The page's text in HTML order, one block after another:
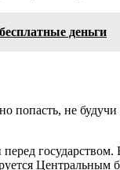
деньги
не